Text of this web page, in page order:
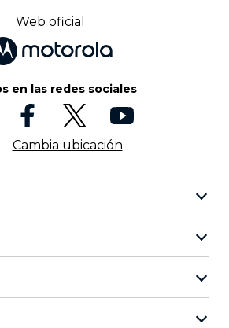
Web oficial
en las redes sociales
Cambia ubicación